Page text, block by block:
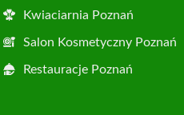
Kwiaciarnia Poznań
Salon Kosmetyczny Poznań
Restauracje Poznań